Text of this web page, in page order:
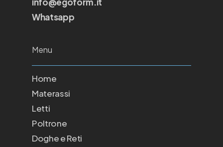
Whatsapp
Menu
Home
Materassi
Letti
Poltrone
Doghe e Reti